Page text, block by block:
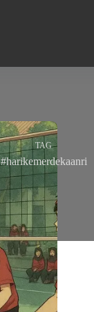
TAG
#harikemerdekaanri